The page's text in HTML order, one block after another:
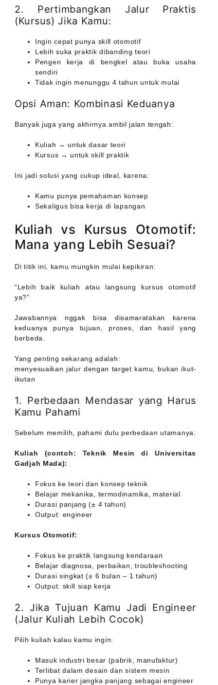
2. Pertimbangkan Jalur Praktis
(Kursus) Jika Kamu:
Ingin cepat punya skill otomotif
Lebih suka praktik dibanding teori
Pengen kerja di bengkel atau buka usaha
sendiri
Tidak ingin menunggu 4 tahun untuk mulai
Opsi Aman: Kombinasi Keduanya
Banyak juga yang akhirnya ambil jalan tengah:
Kuliah → untuk dasar teori
Kursus → untuk skill praktik
Ini jadi solusi yang cukup ideal, karena:
Kamu punya pemahaman konsep
Sekaligus bisa kerja di lapangan
Kuliah vs Kursus Otomotif:
Mana yang Lebih Sesuai?
Di titik ini, kamu mungkin mulai kepikiran:
“Lebih baik kuliah atau langsung kursus otomotif
ya?”
Jawabannya nggak bisa disamaratakan karena
keduanya punya tujuan, proses, dan hasil yang
berbeda.
Yang penting sekarang adalah:
menyesuaikan jalur dengan target kamu, bukan ikut-
ikutan
1. Perbedaan Mendasar yang Harus
Kamu Pahami
Sebelum memilih, pahami dulu perbedaan utamanya:
Kuliah (contoh: Teknik Mesin di Universitas
Gadjah Mada):
Fokus ke teori dan konsep teknik
Belajar mekanika, termodinamika, material
Durasi panjang (± 4 tahun)
Output: engineer
Kursus Otomotif:
Fokus ke praktik langsung kendaraan
Belajar diagnosa, perbaikan, troubleshooting
Durasi singkat (± 6 bulan – 1 tahun)
Output: skill siap kerja
2. Jika Tujuan Kamu Jadi Engineer
(Jalur Kuliah Lebih Cocok)
Pilih kuliah kalau kamu ingin:
Masuk industri besar (pabrik, manufaktur)
Terlibat dalam desain dan sistem mesin
Punya karier jangka panjang sebagai engineer